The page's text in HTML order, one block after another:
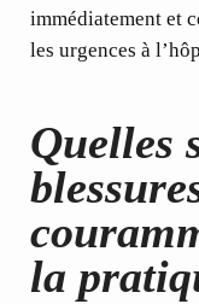
immédiatement et
les urgences à
Quelles
la